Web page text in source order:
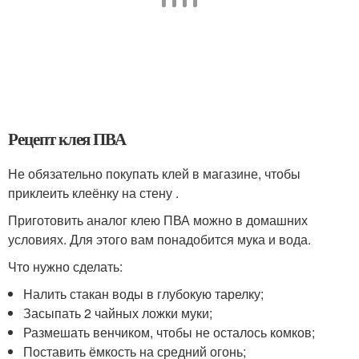
Рецепт клея ПВА
Не обязательно покупать клей в магазине, чтобы
приклеить клеёнку на стену .
Приготовить аналог клею ПВА можно в домашних
условиях. Для этого вам понадобится мука и вода.
Что нужно сделать:
Налить стакан воды в глубокую тарелку;
Засыпать 2 чайных ложки муки;
Размешать венчиком, чтобы не осталось комков;
Поставить ёмкость на средний огонь;